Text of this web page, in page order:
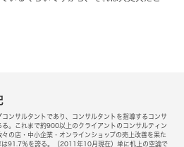
コンサルタントであり、コンサルタントを指導するコンサ
る。これまで約900以上のクライアントのコンサルティン
々の店・中小企業・オンラインショップの売上改善を果た
は91.7％を誇る。（2011年10月現在）単に机上の空論で